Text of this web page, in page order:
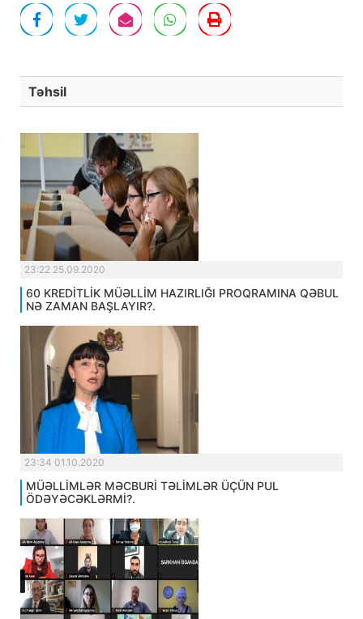
Təhsil
23:22 25.09.2020
60 KREDİTLİK MÜƏLLİM HAZIRLIĞI PROQRAMINA QƏBUL
NƏ ZAMAN BAŞLAYIR?.
23:34 01.10.2020
MÜƏLLİMLƏR MƏCBURİ TƏLİMLƏR ÜÇÜN PUL
ÖDƏYƏCƏKLƏRMİ?.